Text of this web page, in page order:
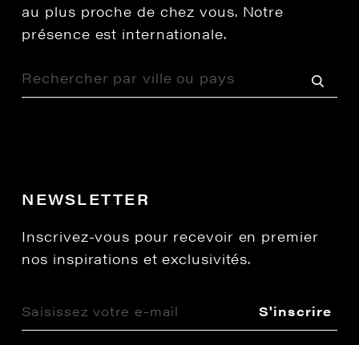
au plus proche de chez vous. Notre
présence est internationale.
NEWSLETTER
Inscrivez-vous pour recevoir en premier
nos inspirations et exclusivités.
S'inscrire